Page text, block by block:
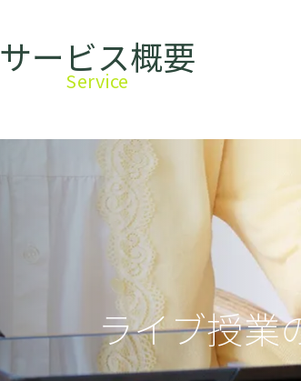
サービス概要
Service
ライブ授業